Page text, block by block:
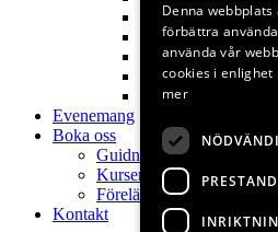
My
Poesi
Naturkontakt
Permakultur
Kontakt
Evenemang
Boka oss
Guidningar
Kurser
Föreläsningar
Kontakt
Denna
förbättra
använda vår
cookies i enlighet
mer